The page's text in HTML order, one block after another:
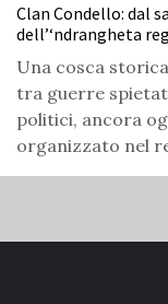
Clan Condello: dal
dell’‘ndrangheta
Una cosca
tra guerre
politici, ancora
organizzato nel